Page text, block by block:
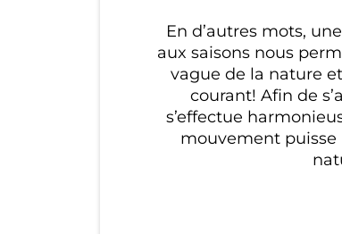
En d’autres mots,
aux saisons nous
vague de la nature
courant! Afin de
s’effectue
mouvement puisse